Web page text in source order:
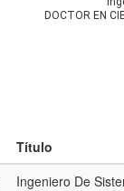
DOCTOR EN
Título
Ingeniero De